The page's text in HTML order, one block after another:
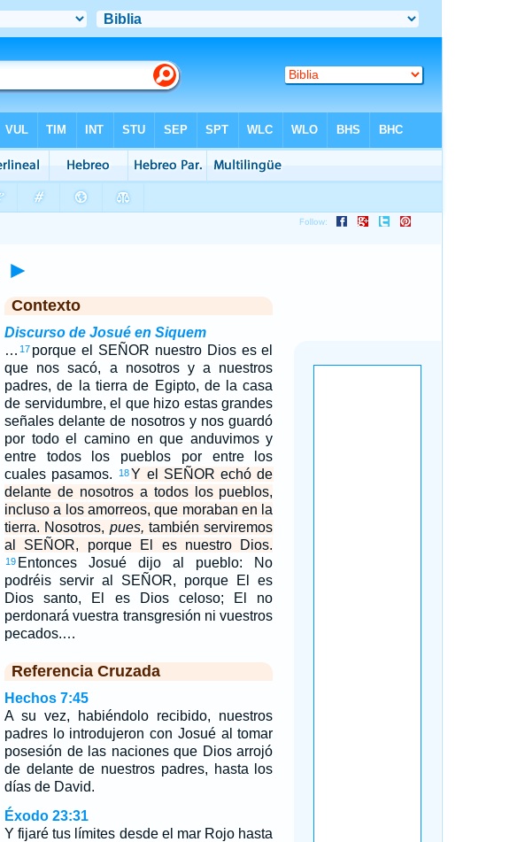
►
Contexto
Discurso de Josué en Siquem
… 17 porque el SEÑOR nuestro Dios es el
que nos sacó, a nosotros y a nuestros
padres, de la tierra de Egipto, de la casa
de servidumbre, el que hizo estas grandes
señales delante de nosotros y nos guardó
por todo el camino en que anduvimos y
entre todos los pueblos por entre los
cuales pasamos.
18 Y el SEÑOR echó de
delante de nosotros a todos los pueblos,
incluso a los amorreos, que moraban en la
tierra. Nosotros, pues, también serviremos
al SEÑOR, porque El es nuestro Dios.
19 Entonces Josué dijo al pueblo: No
podréis servir al SEÑOR, porque El es
Dios santo, El es Dios celoso; El no
perdonará vuestra transgresión ni vuestros
pecados.…
Referencia Cruzada
Hechos 7:45
A su vez, habiéndolo recibido, nuestros
padres lo introdujeron con Josué al tomar
posesión de las naciones que Dios arrojó
de delante de nuestros padres, hasta los
días de David.
Éxodo 23:31
Y fijaré tus límites desde el mar Rojo hasta